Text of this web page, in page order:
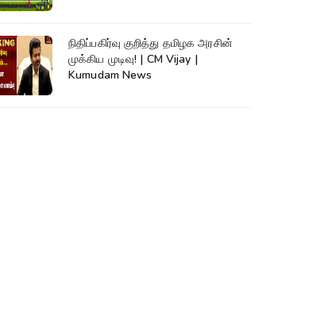
நிதிப்பகிர்வு குறித்து தமிழக அரசின்
முக்கிய முடிவு! | CM Vijay |
Kumudam News